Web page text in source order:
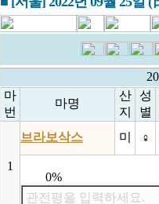
마
번
마명
산
지
성
별
1
브라보삭스 미 ♀
0%
관전평을 입력하세요.